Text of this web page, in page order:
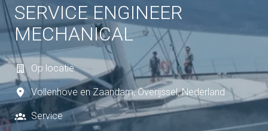
SERVICE ENGINEER
MECHANICAL
Op locatie
Vollenhove en Zaandam, Overijssel, Nederland
Service